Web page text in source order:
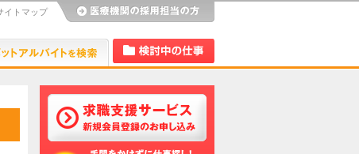
イトマップ
Dr.アルなび